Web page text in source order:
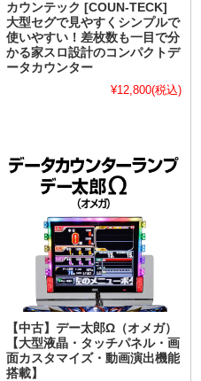
カウンテック [COUN-TECK]
大型セグで見やすくシンプルで
使いやすい！差枚数も一目で分
かる家スロ設計のコンパクトデ
ータカウンター
¥12,800(税込)
【中古】デー太郎Ω（オメガ）
【大型液晶・タッチパネル・画
面カスタマイズ・動画演出機能
搭載】